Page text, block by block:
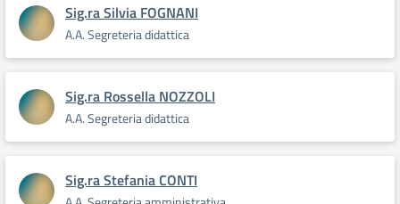
Sig.ra Silvia FOGNANI
A.A. Segreteria didattica
Sig.ra Rossella NOZZOLI
A.A. Segreteria didattica
Sig.ra Stefania CONTI